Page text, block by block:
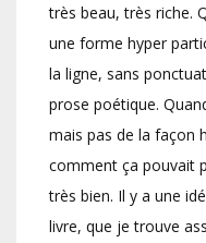
très beau, très riche.
une forme hyper
la ligne, sans
prose poétique.
mais pas de la façon
comment ça pouvait
très bien. Il y a une
livre, que je trouve